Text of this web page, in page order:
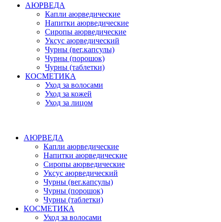
АЮРВЕДА
Капли аюрведические
Напитки аюрведические
Сиропы аюрведические
Уксус аюрведический
Чурны (вег.капсулы)
Чурны (порошок)
Чурны (таблетки)
КОСМЕТИКА
Уход за волосами
Уход за кожей
Уход за лицом
АЮРВЕДА
Капли аюрведические
Напитки аюрведические
Сиропы аюрведические
Уксус аюрведический
Чурны (вег.капсулы)
Чурны (порошок)
Чурны (таблетки)
КОСМЕТИКА
Уход за волосами